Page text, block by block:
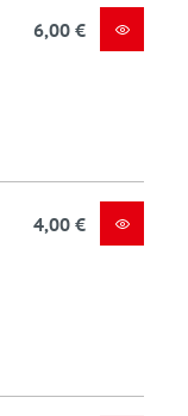
6,00 €
4,00 €